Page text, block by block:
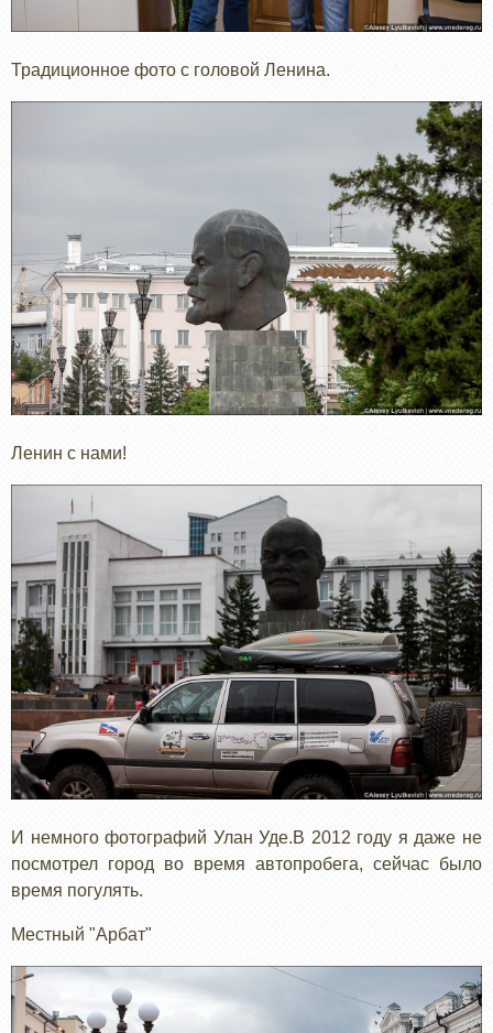
Традиционное фото с головой Ленина.
Ленин с нами!
И немного фотографий Улан Уде.В 2012 году я даже не
посмотрел город во время автопробега, сейчас было
время погулять.
Местный "Арбат"